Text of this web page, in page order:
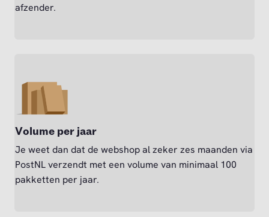
afzender.
Volume per jaar
Je weet dan dat de webshop al zeker zes maanden via
PostNL verzendt met een volume van minimaal 100
pakketten per jaar.